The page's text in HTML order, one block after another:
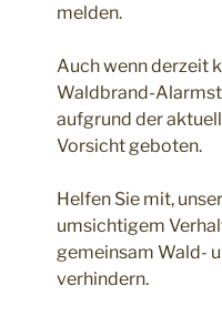
melden.
Auch wenn derzeit
Waldbrand-
aufgrund der
Vorsicht geboten.
Helfen Sie mit,
umsichtigem
gemeinsam Wald-
verhindern.